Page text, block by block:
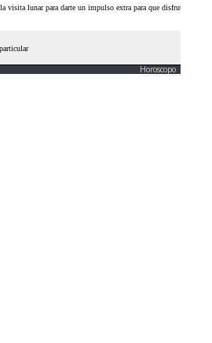
Horoscopo